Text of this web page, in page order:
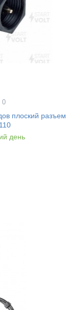
0
плоский разъем
день